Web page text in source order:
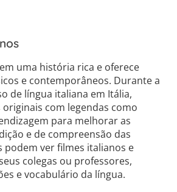
uma história rica e oferece
e contemporâneos. Durante a
de língua italiana em Itália,
com legendas como
para melhorar as
e de compreensão das
podem ver filmes italianos e
colegas ou professores,
e vocabulário da língua.